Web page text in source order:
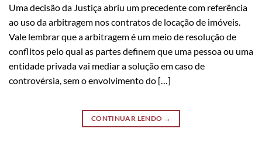
Uma decisão da Justiça abriu um precedente com referência
ao uso da arbitragem nos contratos de locação de imóveis.
Vale lembrar que a arbitragem é um meio de resolução de
conflitos pelo qual as partes definem que uma pessoa ou uma
entidade privada vai mediar a solução em caso de
controvérsia, sem o envolvimento do […]
CONTINUAR LENDO →